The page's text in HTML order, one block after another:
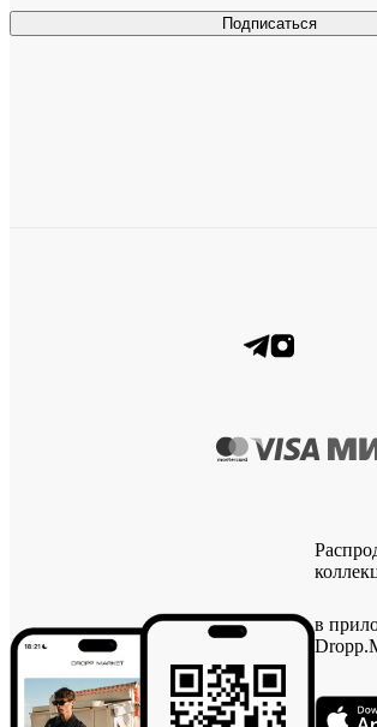
Подписаться
в